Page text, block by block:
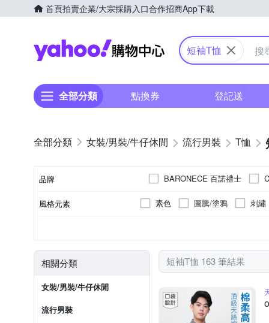
首頁拍賣企業/大宗採購入口合作招商App下載
Yahoo購物中心
短袖T恤
全部分類 點換券 登記送
女裝/男裝/牛仔休閒 流行男裝 T恤
品牌 BARONECE 百諾禮士
風格元素 素色 圖騰/塗鴉 刺繡
相關分類
女裝/男裝/牛仔休閒
流行男裝
短袖T恤 163 筆結果